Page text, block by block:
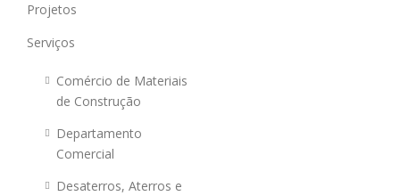
Projetos
Serviços
Comércio de Materiais
de Construção
Departamento
Comercial
Desaterros, Aterros e